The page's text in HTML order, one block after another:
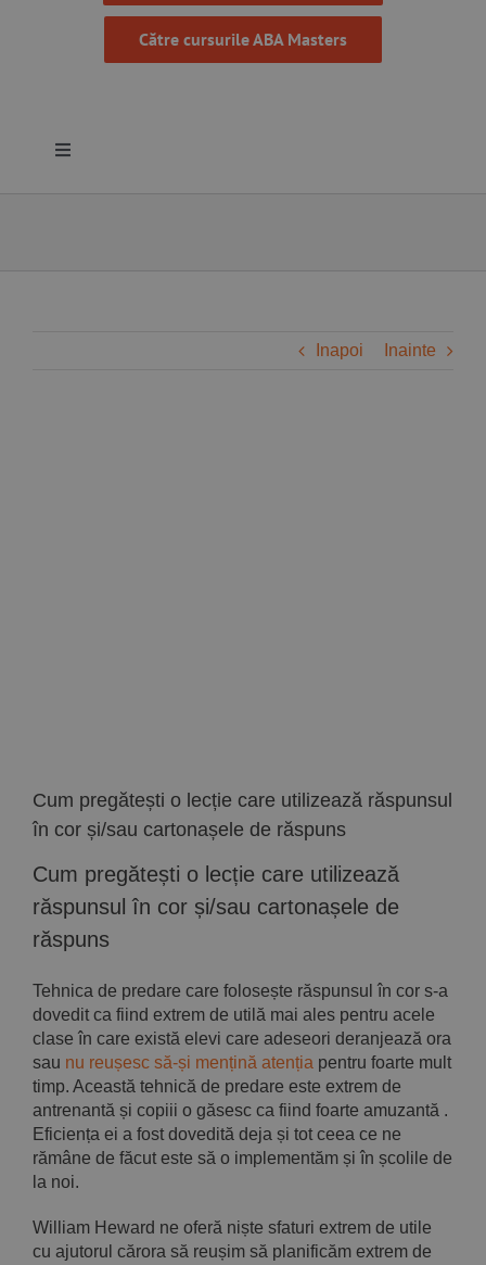
Către cursurile ABA Masters
Toggle
Inapoi Inainte
Cum pregătești o lecție care utilizează răspunsul
în cor și/sau cartonașele de răspuns
Cum pregătești o lecție care utilizează
răspunsul în cor și/sau cartonașele de
răspuns
Tehnica de predare care folosește răspunsul în cor s-a
dovedit ca fiind extrem de utilă mai ales pentru acele
clase în care există elevi care adeseori deranjează ora
sau nu reușesc să-și mențină atenția pentru foarte mult
timp. Această tehnică de predare este extrem de
antrenantă și copiii o găsesc ca fiind foarte amuzantă .
Eficiența ei a fost dovedită deja și tot ceea ce ne
rămâne de făcut este să o implementăm și în școlile de
la noi.
William Heward ne oferă niște sfaturi extrem de utile
cu ajutorul cărora să reușim să planificăm extrem de